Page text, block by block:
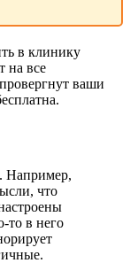
в клинику
на все
ваши
Например,
что
то в него